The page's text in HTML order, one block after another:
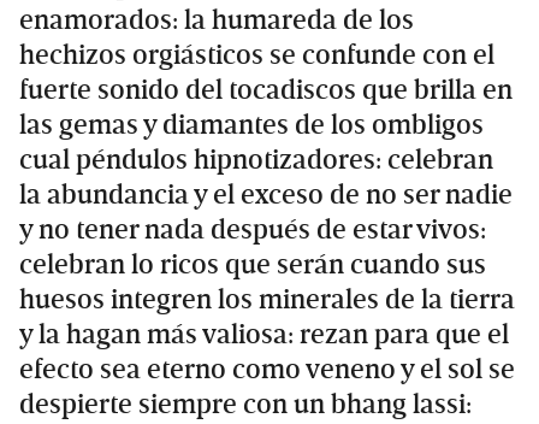
enamorados: la humareda de los
hechizos orgiásticos se confunde con el
fuerte sonido del tocadiscos que brilla en
las gemas y diamantes de los ombligos
cual péndulos hipnotizadores: celebran
la abundancia y el exceso de no ser nadie
y no tener nada después de estar vivos:
celebran lo ricos que serán cuando sus
huesos integren los minerales de la tierra
y la hagan más valiosa: rezan para que el
efecto sea eterno como veneno y el sol se
despierte siempre con un bhang lassi: